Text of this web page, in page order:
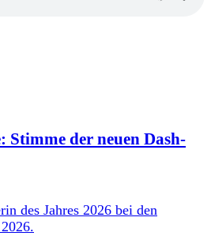
Stimme der neuen Dash-